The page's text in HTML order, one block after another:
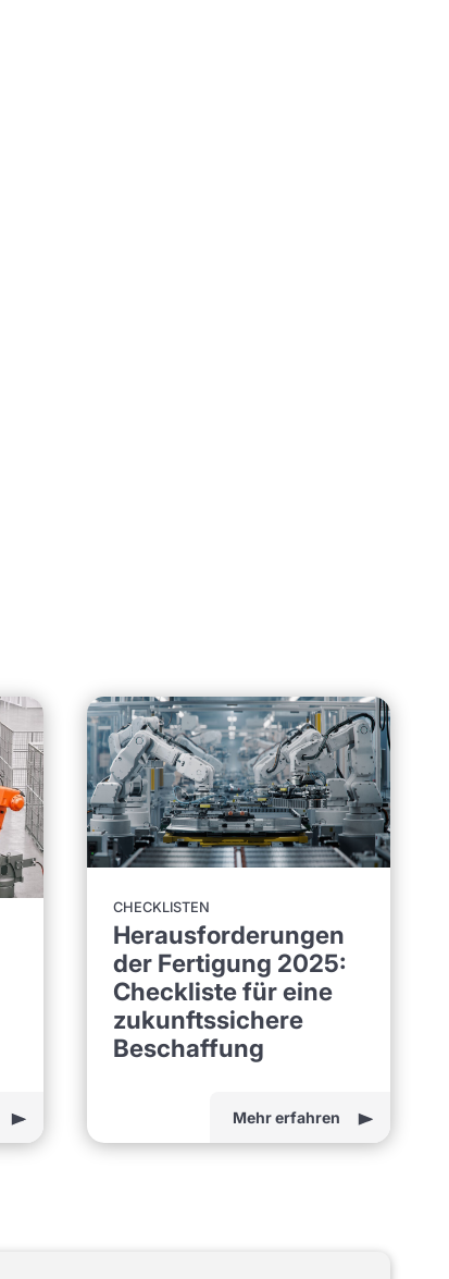
CHECKLISTEN
Herausforderungen
der Fertigung 2025:
Checkliste für eine
zukunftssichere
Beschaffung
Mehr erfahren